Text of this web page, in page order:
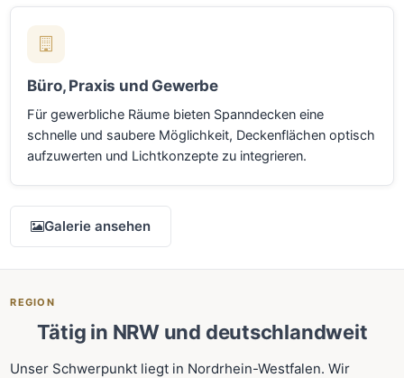
Büro, Praxis und Gewerbe
Für gewerbliche Räume bieten Spanndecken eine
schnelle und saubere Möglichkeit, Deckenflächen optisch
aufzuwerten und Lichtkonzepte zu integrieren.
Galerie ansehen
REGION
Tätig in NRW und deutschlandweit
Unser Schwerpunkt liegt in Nordrhein-Westfalen. Wir